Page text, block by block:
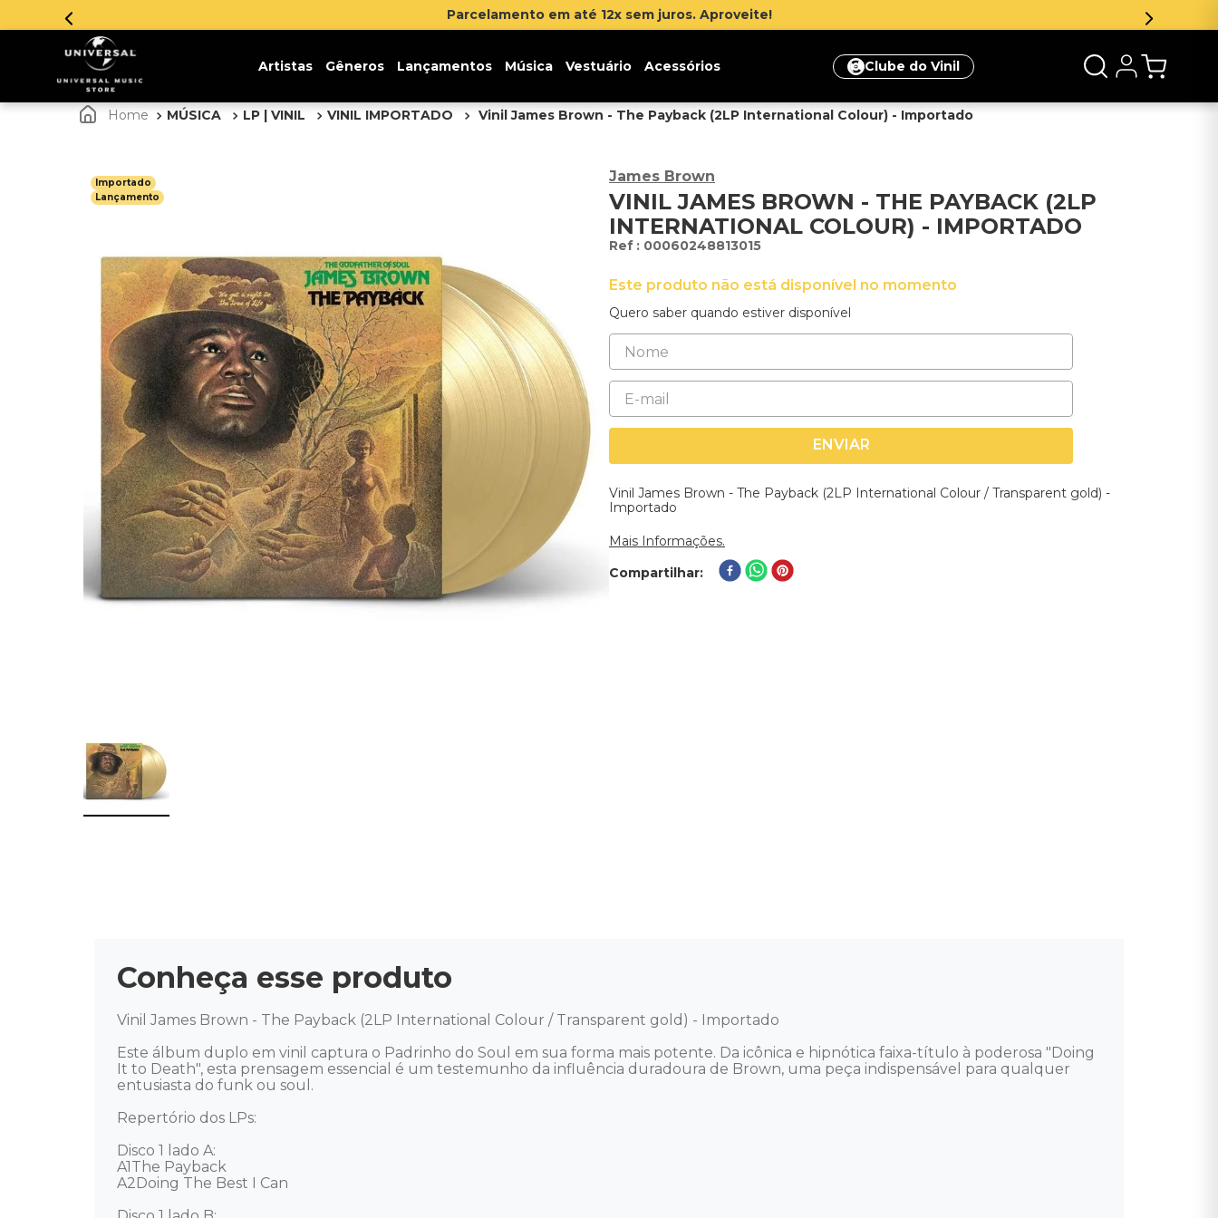
Parcelamento em até 12x sem juros. Aproveite!
Artistas Gêneros Lançamentos Música Vestuário Acessórios Clube do Vinil
MÚSICA LP | VINIL VINIL IMPORTADO Vinil James Brown - The Payback (2LP International Colour) - Importado
Importado
Lançamento
James Brown
VINIL JAMES BROWN - THE PAYBACK (2LP
INTERNATIONAL COLOUR) - IMPORTADO
: 00060248813015
Este produto não está disponível no momento
Quero saber quando estiver disponível
ENVIAR
Vinil James Brown - The Payback (2LP International Colour / Transparent gold) -
Importado
Mais Informações.
Compartilhar
Conheça esse produto
Vinil James Brown - The Payback (2LP International Colour / Transparent gold) - Importado
Este álbum duplo em vinil captura o Padrinho do Soul em sua forma mais potente. Da icônica e hipnótica faixa-título à poderosa "Doing
It to Death", esta prensagem essencial é um testemunho da influência duradoura de Brown, uma peça indispensável para qualquer
entusiasta do funk ou soul.
Repertório dos LPs:
Disco 1 lado A:
A1The Payback
A2Doing The Best I Can